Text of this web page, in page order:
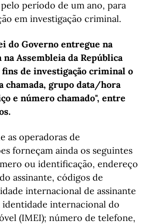
período de um ano, para
em investigação criminal.
do Governo entregue na
na Assembleia da República
fins de investigação criminal o
chamada, grupo data/hora
e número chamado", entre
as operadoras de
forneçam ainda os seguintes
ou identificação, endereço
assinante, códigos de
internacional de assinante
identidade internacional do
(IMEI); número de telefone,